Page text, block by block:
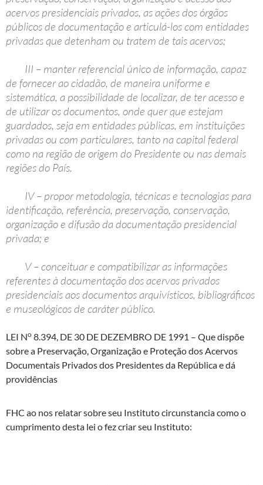
acervos presidenciais privados, as ações dos órgãos
públicos de documentação e articulá-los com entidades
privadas que detenham ou tratem de tais acervos;
III – manter referencial único de informação, capaz
de fornecer ao cidadão, de maneira uniforme e
sistemática, a possibilidade de localizar, de ter acesso e
de utilizar os documentos, onde quer que estejam
guardados, seja em entidades públicas, em instituições
privadas ou com particulares, tanto na capital federal
como na região de origem do Presidente ou nas demais
regiões do País.
IV – propor metodologia, técnicas e tecnologias para
identificação, referência, preservação, conservação,
organização e difusão da documentação presidencial
privada; e
V – conceituar e compatibilizar as informações
referentes à documentação dos acervos privados
presidenciais aos documentos arquivísticos, bibliográficos
e museológicos de caráter público.
LEI No 8.394, DE 30 DE DEZEMBRO DE 1991 – Que dispõe
sobre a Preservação, Organização e Proteção dos Acervos
Documentais Privados dos Presidentes da República e dá
providências
FHC ao nos relatar sobre seu Instituto circunstancia como o
cumprimento desta lei o fez criar seu Instituto: